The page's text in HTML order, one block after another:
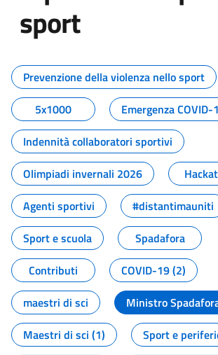
sport
Tutti i contenuti della
Prevenzione della violenza nello sport
5x1000
Emergenza COVID-
Indennità collaboratori sportivi
Olimpiadi invernali 2026
Agenti sportivi
#distantimauniti
Sport e scuola
Spadafora
Contributi
COVID-19 (2)
maestri di sci
Ministro
Maestri di sci (1)
Sport e